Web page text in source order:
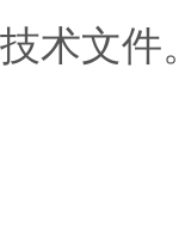
技术文件。